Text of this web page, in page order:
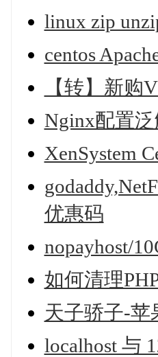
linux zip
centos
【转】新购
Nginx配置
XenSystem
优惠码
nopayhost/
如何清理
天子骄子-苹
localhost 与